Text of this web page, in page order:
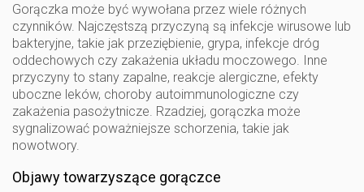
Gorączka może być wywołana przez wiele różnych
czynników. Najczęstszą przyczyną są infekcje wirusowe lub
bakteryjne, takie jak przeziębienie, grypa, infekcje dróg
oddechowych czy zakażenia układu moczowego. Inne
przyczyny to stany zapalne, reakcje alergiczne, efekty
uboczne leków, choroby autoimmunologiczne czy
zakażenia pasożytnicze. Rzadziej, gorączka może
sygnalizować poważniejsze schorzenia, takie jak
nowotwory.
Objawy towarzyszące gorączce